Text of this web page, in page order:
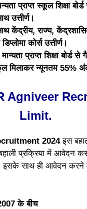
प्राप्त स्कूल शिक्षा
उत्तीर्ण।
राज्य, केंद्रशासित
कोर्स उत्तीर्ण।
प्राप्त शिक्षा
मिलाकर न्यूनतम 55%
Agniveer
Limit.
2024इस
प्रक्रिया में आवेदन
इसके साथ ही आवेदन करने
के बीच